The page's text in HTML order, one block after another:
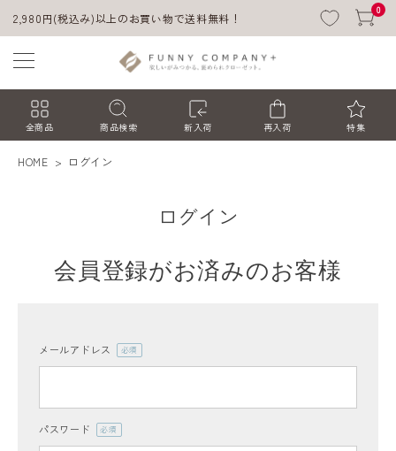
2,980円(税込み)以上のお買い物で送料無料！
0
全商品 商品検索 新入荷 再入荷 特集
HOME ログイン
ログイン
会員登録がお済みのお客様
メールアドレス
(必
パスワード
(必